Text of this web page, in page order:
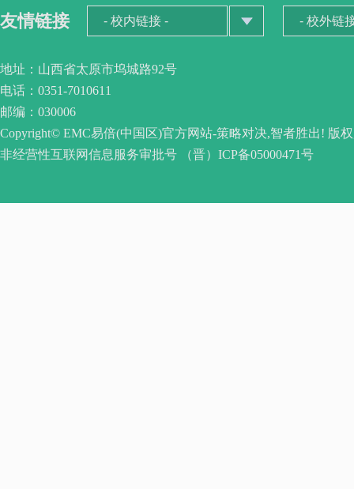
友情链接
地址：山西省太原市坞城路92号
电话：0351-7010611
邮编：030006
Copyright© EMC易倍(中国区)官方网站-策略对决,智者胜出! 版
非经营性互联网信息服务审批号 （晋）ICP备05000471号